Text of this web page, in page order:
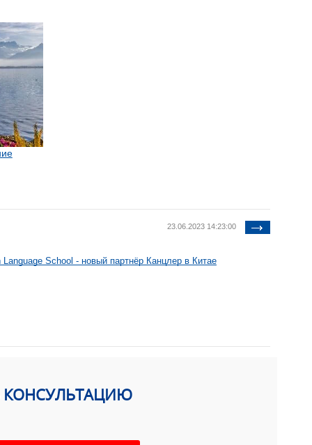
23.06.2023 14:23:00
Language School - новый партнёр Канцлер в Китае
КОНСУЛЬТАЦИЮ